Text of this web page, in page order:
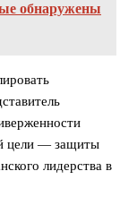
обнаружены
цели — защиты
лидерства в